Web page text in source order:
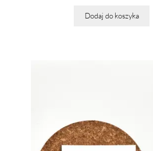
Dodaj do koszyka